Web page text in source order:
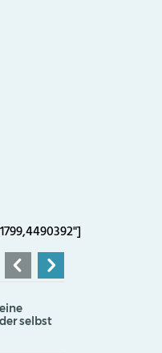
selbst